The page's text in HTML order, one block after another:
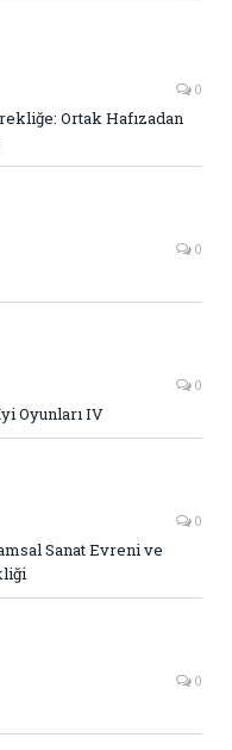
0
Ortak Hafızadan
0
0
Oyunları IV
0
Sanat Evreni ve
0